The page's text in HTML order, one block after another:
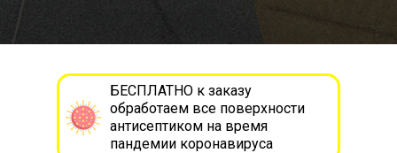
БЕСПЛАТНО к заказу
обработаем все поверхности
антисептиком на время
пандемии коронавируса